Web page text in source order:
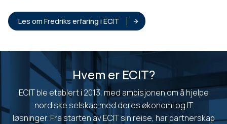
Les om Fredriks erfaring i ECIT
Hvem er ECIT?
ECIT ble etablert i 2013, med ambisjonen om å hjelpe
nordiske selskap med deres økonomi og IT
løsninger. Fra starten av ECIT sin reise, har partnerskap